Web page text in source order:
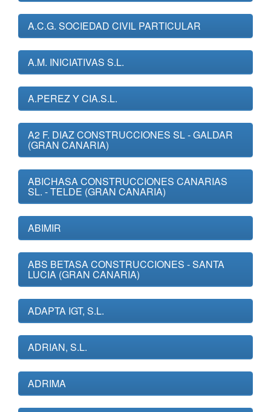
A.C.G. SOCIEDAD CIVIL PARTICULAR
A.M. INICIATIVAS S.L.
A.PEREZ Y CIA.S.L.
A2 F. DIAZ CONSTRUCCIONES SL - GALDAR
(GRAN CANARIA)
ABICHASA CONSTRUCCIONES CANARIAS
SL. - TELDE (GRAN CANARIA)
ABIMIR
ABS BETASA CONSTRUCCIONES - SANTA
LUCIA (GRAN CANARIA)
ADAPTA IGT, S.L.
ADRIAN, S.L.
ADRIMA